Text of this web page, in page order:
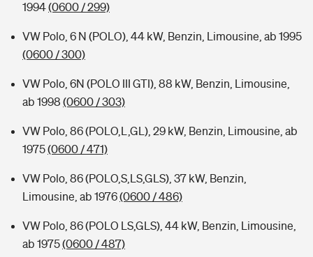
1994(0600 / 299)
VW Polo, 6 N (POLO), 44 kW, Benzin, Limousine, ab 1995
(0600 / 300)
VW Polo, 6N (POLO III GTI), 88 kW, Benzin, Limousine,
ab 1998 (0600 / 303)
VW Polo, 86 (POLO,L,GL), 29 kW, Benzin, Limousine, ab
1975(0600 / 471)
VW Polo, 86 (POLO,S,LS,GLS), 37 kW, Benzin,
Limousine, ab 1976(0600 / 486)
VW Polo, 86 (POLO LS,GLS), 44 kW, Benzin, Limousine,
ab 1975(0600 / 487)